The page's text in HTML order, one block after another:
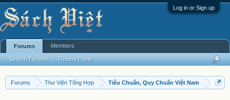
Log in or Sign up
Forums Thư Viện Tổng Hợp Tiêu Chuẩn, Quy Chuẩn Việt Nam
Forums
Search Forums Recent Posts
Members